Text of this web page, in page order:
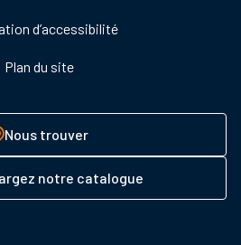
d’accessibilité
Plan du site
Nous trouver
notre catalogue